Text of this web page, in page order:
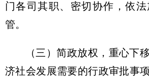
门各司其职、密切协作，依
管。
（三）简政放权，重心下移
济社会发展需要的行政审批事